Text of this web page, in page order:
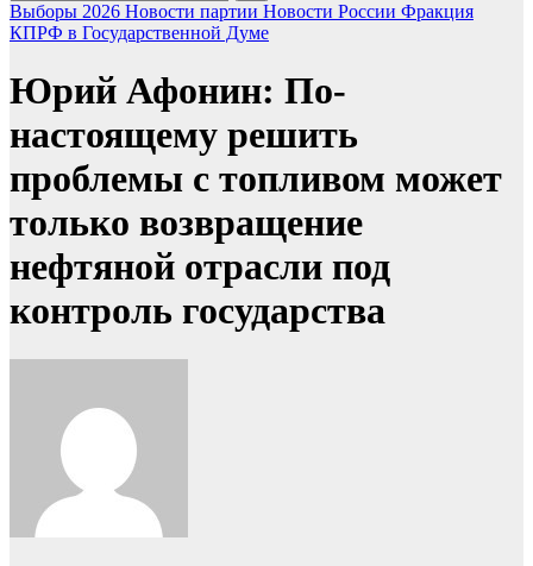
Выборы 2026 Новости партии Новости России Фракция
КПРФ в Государственной Думе
Юрий Афонин: По-
настоящему решить
проблемы с топливом может
только возвращение
нефтяной отрасли под
контроль государства